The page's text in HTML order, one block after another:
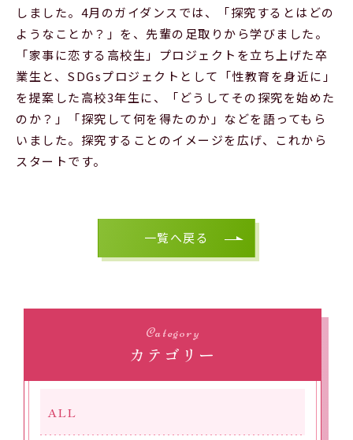
しました。4月のガイダンスでは、「探究するとはどの
ようなことか？」を、先輩の足取りから学びました。
「家事に恋する高校生」プロジェクトを立ち上げた卒
業生と、SDGsプロジェクトとして「性教育を身近に」
を提案した高校3年生に、「どうしてその探究を始めた
のか？」「探究して何を得たのか」などを語ってもら
いました。探究することのイメージを広げ、これから
スタートです。
一覧へ戻る
Category
カテゴリー
ALL